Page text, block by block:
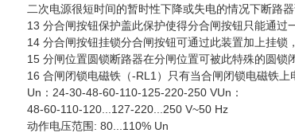
二次电源很短时间的暂时性下降或失电的情况下断路器
13 分合闸按钮保护盖此保护使得分合闸按钮只能通过
14 分合闸按钮挂锁分合闸按钮可通过此装置加上挂锁
15 分闸位置圆锁断路器在分闸位置可被此特殊的圆锁
16 合闸闭锁电磁铁（-RL1）只有当合闸闭锁电磁铁上
Un：24-30-48-60-110-125-220-250 VUn：
48-60-110-120...127-220...250 V~50 Hz
动作电压范围: 80...110% Un